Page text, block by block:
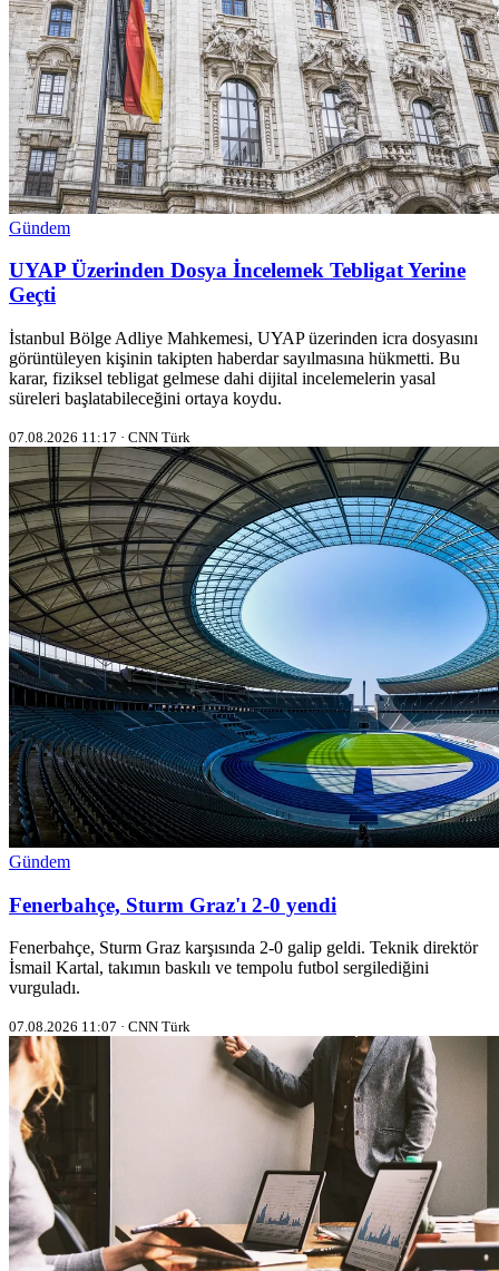
Gündem
UYAP Üzerinden Dosya İncelemek Tebligat Yerine
Geçti
İstanbul Bölge Adliye Mahkemesi, UYAP üzerinden icra dosyasını
görüntüleyen kişinin takipten haberdar sayılmasına hükmetti. Bu
karar, fiziksel tebligat gelmese dahi dijital incelemelerin yasal
süreleri başlatabileceğini ortaya koydu.
07.08.2026 11:17 · CNN Türk
Gündem
Fenerbahçe, Sturm Graz'ı 2-0 yendi
Fenerbahçe, Sturm Graz karşısında 2-0 galip geldi. Teknik direktör
İsmail Kartal, takımın baskılı ve tempolu futbol sergilediğini
vurguladı.
07.08.2026 11:07 · CNN Türk